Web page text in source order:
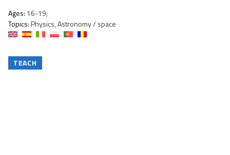
Ages: 16-19;
Topics:Physics, Astronomy / space
TEACH